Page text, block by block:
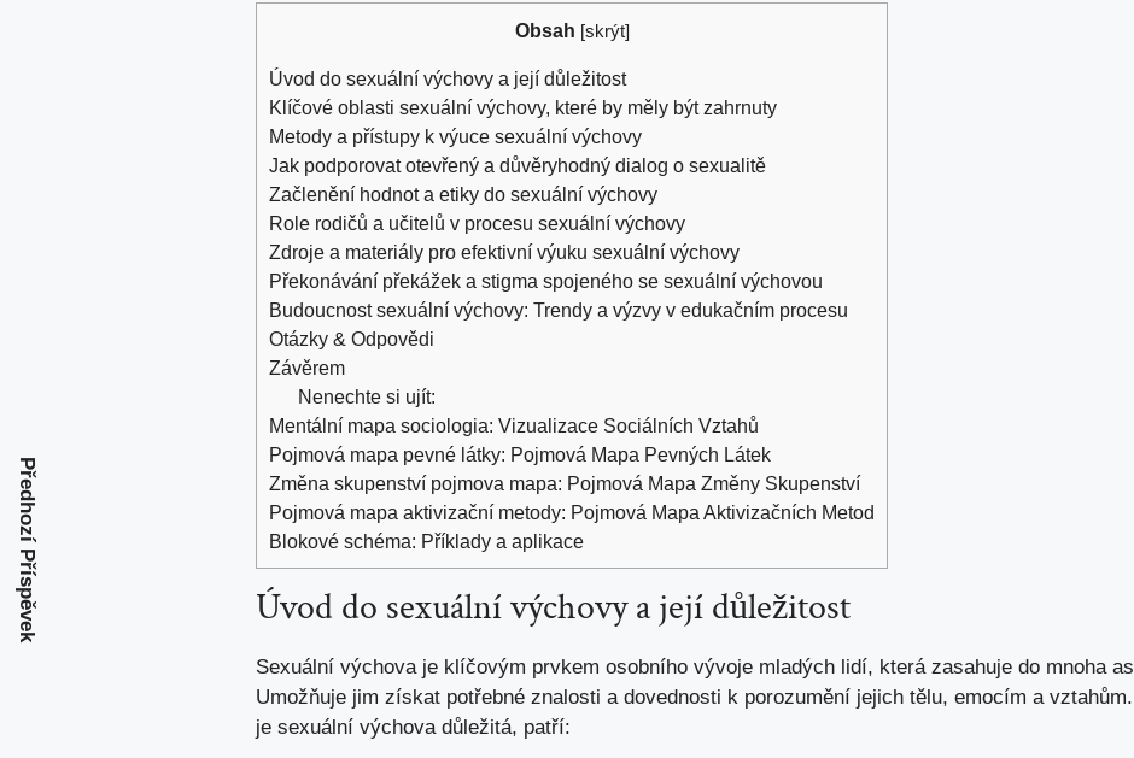
Obsah [skrýt]
Úvod do sexuální výchovy a její důležitost
Klíčové ⁢oblasti sexuální ‍výchovy, které by měly být ⁣zahrnuty
Metody a ‌přístupy k výuce sexuální výchovy
Jak podporovat​ otevřený a důvěryhodný dialog o ‌sexualitě
Začlenění hodnot a etiky do sexuální výchovy
Role rodičů a učitelů v procesu sexuální výchovy
Zdroje a materiály pro efektivní výuku ​sexuální výchovy
Překonávání překážek a ⁢stigma spojeného⁣ se sexuální výchovou
Budoucnost sexuální ‌výchovy: Trendy a výzvy⁤ v edukačním procesu
Otázky‌ & Odpovědi
Závěrem
Nenechte si ujít:
Mentální mapa sociologia: Vizualizace Sociálních Vztahů
Pojmová mapa pevné látky: Pojmová Mapa Pevných Látek
Změna skupenství pojmova mapa: Pojmová Mapa Změny Skupenství
Pojmová mapa aktivizační metody: Pojmová Mapa Aktivizačních Metod
Blokové schéma: Příklady a aplikace
Úvod do sexuální výchovy a její důležitost
Sexuální ⁣výchova je klíčovým prvkem osobního vývoje mladých lidí, která zasahuje do ​mnoha
Umožňuje jim získat potřebné znalosti a​ dovednosti k porozumění jejich tělu,​ emocím a
je sexuální výchova důležitá, patří:
Předhozí Příspěvek